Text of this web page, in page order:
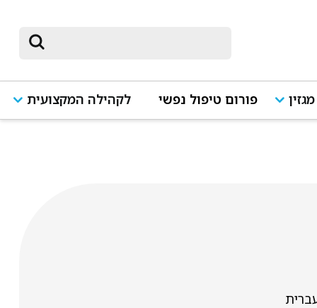
מגזין פורום טיפול נפשי לקהילה המקצועית